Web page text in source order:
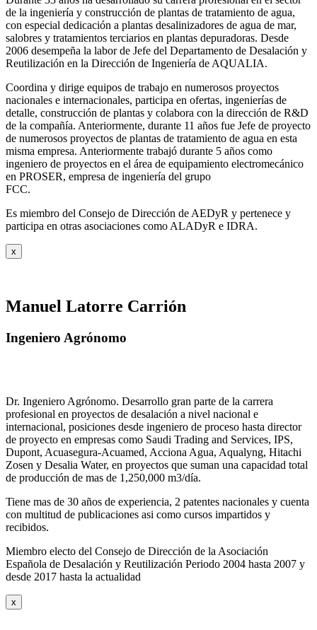
de la ingeniería y construcción de plantas de tratamiento de agua,
con especial dedicación a plantas desalinizadores de agua de mar,
salobres y tratamientos terciarios en plantas depuradoras. Desde
2006 desempeña la labor de Jefe del Departamento de Desalación y
Reutilización en la Dirección de Ingeniería de AQUALIA.
Coordina y dirige equipos de trabajo en numerosos proyectos
nacionales e internacionales, participa en ofertas, ingenierías de
detalle, construcción de plantas y colabora con la dirección de R&D
de la compañía. Anteriormente, durante 11 años fue Jefe de proyecto
de numerosos proyectos de plantas de tratamiento de agua en esta
misma empresa. Anteriormente trabajó durante 5 años como
ingeniero de proyectos en el área de equipamiento electromecánico
en PROSER, empresa de ingeniería del grupo
FCC.
Es miembro del Consejo de Dirección de AEDyR y pertenece y
participa en otras asociaciones como ALADyR e IDRA.
x
Manuel Latorre Carrión
Ingeniero Agrónomo
Dr. Ingeniero Agrónomo. Desarrollo gran parte de la carrera
profesional en proyectos de desalación a nivel nacional e
internacional, posiciones desde ingeniero de proceso hasta director
de proyecto en empresas como Saudi Trading and Services, IPS,
Dupont, Acuasegura-Acuamed, Acciona Agua, Aqualyng, Hitachi
Zosen y Desalia Water, en proyectos que suman una capacidad total
de producción de mas de 1,250,000 m3/día.
Tiene mas de 30 años de experiencia, 2 patentes nacionales y cuenta
con multitud de publicaciones asi como cursos impartidos y
recibidos.
Miembro electo del Consejo de Dirección de la Asociación
Española de Desalación y Reutilización Periodo 2004 hasta 2007 y
desde 2017 hasta la actualidad
x